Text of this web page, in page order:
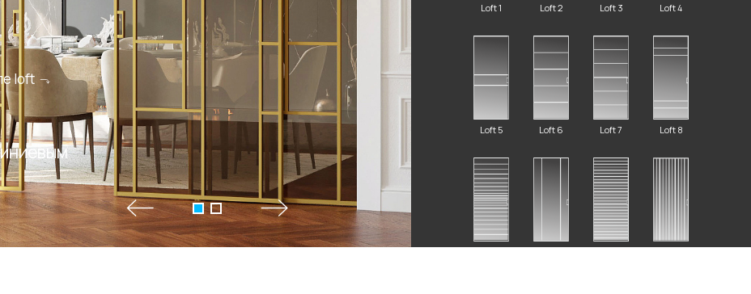
loft
Loft 1 Loft 2 Loft 3 Loft 4
Loft 5 Loft 6 Loft 7 Loft 8
+7 495 662 87 32
salon@miksal.ru
Белорусская
г. Москва, ул. Бутырский Вал, д. 32